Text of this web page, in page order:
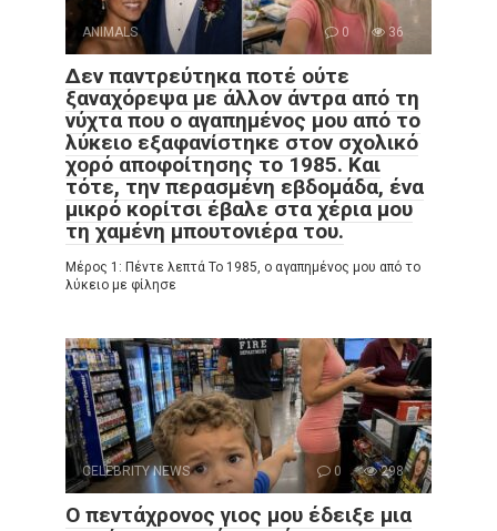
ANIMALS 0 36
Δεν παντρεύτηκα ποτέ ούτε
ξαναχόρεψα με άλλον άντρα από τη
νύχτα που ο αγαπημένος μου από το
λύκειο εξαφανίστηκε στον σχολικό
χορό αποφοίτησης το 1985. Και
τότε, την περασμένη εβδομάδα, ένα
μικρό κορίτσι έβαλε στα χέρια μου
τη χαμένη μπουτονιέρα του.
Μέρος 1: Πέντε λεπτά Το 1985, ο αγαπημένος μου από το
λύκειο με φίλησε
CELEBRITY NEWS 0 298
Ο πεντάχρονος γιος μου έδειξε μια